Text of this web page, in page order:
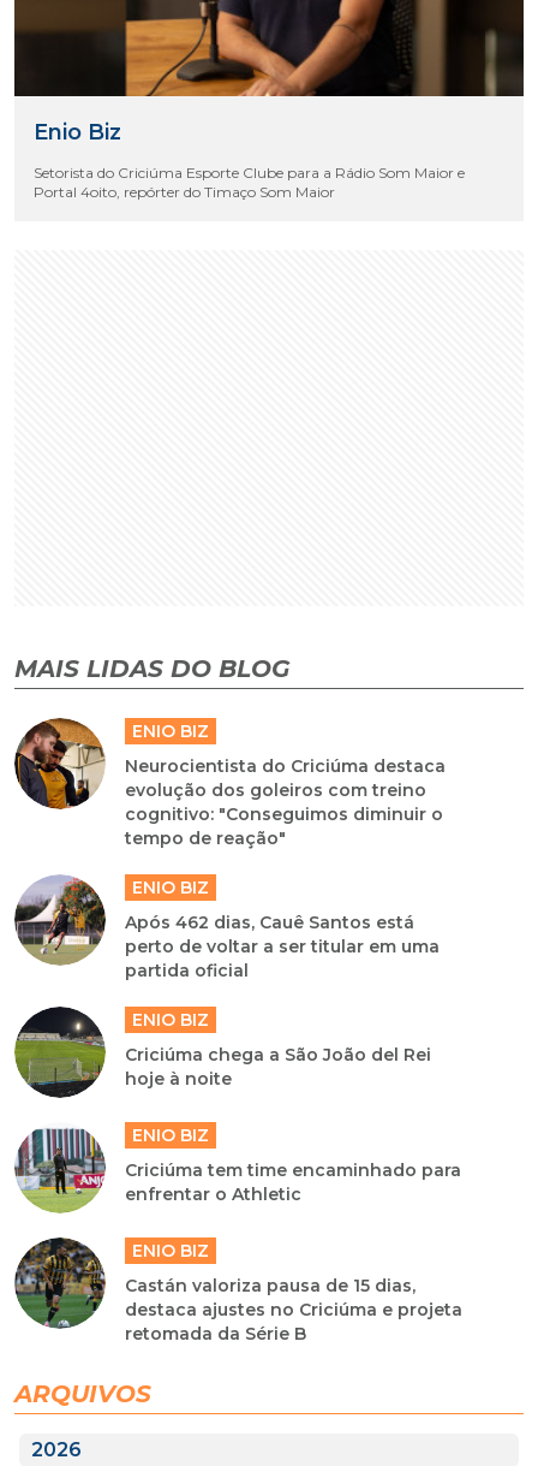
Enio Biz
Setorista do Criciúma Esporte Clube para a Rádio Som Maior e
Portal 4oito, repórter do Timaço Som Maior
MAIS LIDAS DO BLOG
ENIO BIZ
Neurocientista do Criciúma destaca
evolução dos goleiros com treino
cognitivo: "Conseguimos diminuir o
tempo de reação"
ENIO BIZ
Após 462 dias, Cauê Santos está
perto de voltar a ser titular em uma
partida oficial
ENIO BIZ
Criciúma chega a São João del Rei
hoje à noite
ENIO BIZ
Criciúma tem time encaminhado para
enfrentar o Athletic
ENIO BIZ
Castán valoriza pausa de 15 dias,
destaca ajustes no Criciúma e projeta
retomada da Série B
ARQUIVOS
2026